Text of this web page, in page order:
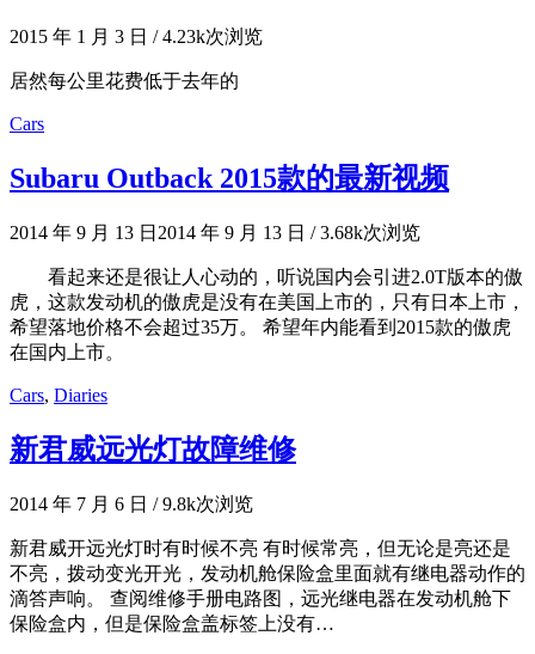
2015 年 1 月 3 日 /4.23k次浏览
居然每公里花费低于去年的
Cars
Subaru Outback 2015款的最新视频
2014 年 9 月 13 日 2014 年 9 月 13 日 /3.68k次浏览
看起来还是很让人心动的，听说国内会引进2.0T版本的傲
虎，这款发动机的傲虎是没有在美国上市的，只有日本上市，
希望落地价格不会超过35万。 希望年内能看到2015款的傲虎
在国内上市。
Cars, Diaries
新君威远光灯故障维修
2014 年 7 月 6 日 /9.8k次浏览
新君威开远光灯时有时候不亮 有时候常亮，但无论是亮还是
不亮，拨动变光开光，发动机舱保险盒里面就有继电器动作的
滴答声响。 查阅维修手册电路图，远光继电器在发动机舱下
保险盒内，但是保险盒盖标签上没有…